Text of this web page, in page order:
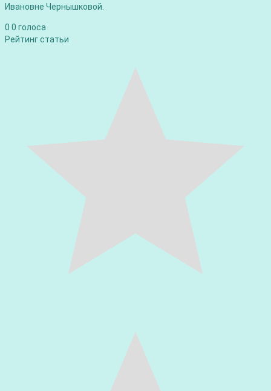
Ивановне Чернышковой.
0 0 голоса
Рейтинг статьи